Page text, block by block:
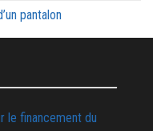
pantalon
le financement du